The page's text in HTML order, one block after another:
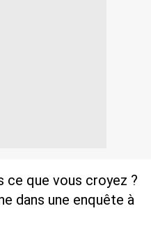
dans une enquête à